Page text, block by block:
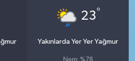
23°
Yakınlarda Yer Yer Yağmur
Nem: %78